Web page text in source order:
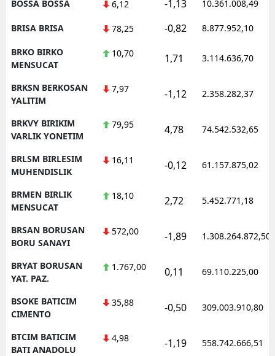
BOSSA BOSSA 6,12 -1,13 10.361.008,49
BRISA BRISA 78,25 -0,82 8.877.952,10
BRKO BIRKO
MENSUCAT
10,70 1,71 3.114.636,70
BRKSN BERKOSAN
YALITIM
7,97 -1,12 2.358.282,37
BRKVY BIRIKIM
VARLIK YONETIM
79,95 4,78 74.542.532,65
BRLSM BIRLESIM
MUHENDISLIK
16,11 -0,12 61.157.875,02
BRMEN BIRLIK
MENSUCAT
18,10 2,72 5.452.771,18
BRSAN BORUSAN
BORU SANAYI
572,00 -1,89 1.308.264.872,50
BRYAT BORUSAN
YAT. PAZ.
1.767,00 0,11 69.110.225,00
BSOKE BATICIM
CIMENTO
35,88 -0,50 309.003.910,80
BTCIM BATICIM
BATI ANADOLU
4,98 -1,19 558.742.666,51